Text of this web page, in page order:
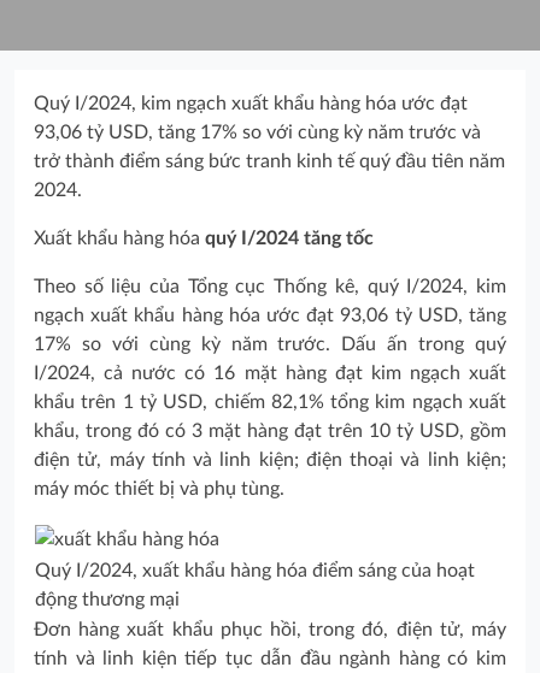
Quý I/2024, kim ngạch xuất khẩu hàng hóa ước đạt
93,06 tỷ USD, tăng 17% so với cùng kỳ năm trước và
trở thành điểm sáng bức tranh kinh tế quý đầu tiên năm
2024.
Xuất khẩu hàng hóa quý I/2024 tăng tốc
Theo số liệu của Tổng cục Thống kê, quý I/2024, kim
ngạch xuất khẩu hàng hóa ước đạt 93,06 tỷ USD, tăng
17% so với cùng kỳ năm trước. Dấu ấn trong quý
I/2024, cả nước có 16 mặt hàng đạt kim ngạch xuất
khẩu trên 1 tỷ USD, chiếm 82,1% tổng kim ngạch xuất
khẩu, trong đó có 3 mặt hàng đạt trên 10 tỷ USD, gồm
điện tử, máy tính và linh kiện; điện thoại và linh kiện;
máy móc thiết bị và phụ tùng.
Quý I/2024, xuất khẩu hàng hóa điểm sáng của hoạt
động thương mại
Đơn hàng xuất khẩu phục hồi, trong đó, điện tử, máy
tính và linh kiện tiếp tục dẫn đầu ngành hàng có kim